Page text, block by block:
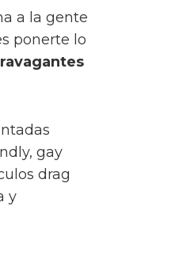
a la gente
ponerte lo
gay
drag
y